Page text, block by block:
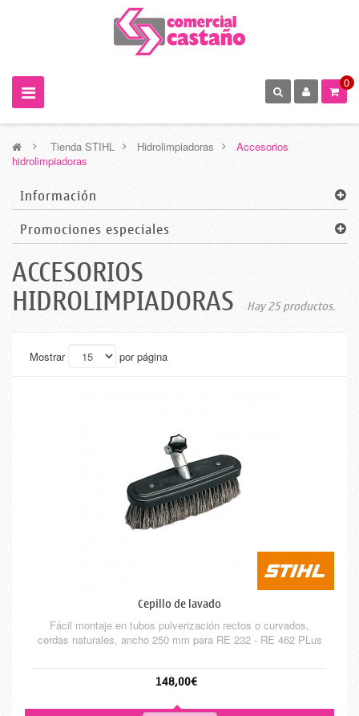
0
> Tienda STIHL > Hidrolimpiadoras >
Accesorios
hidrolimpiadoras
Información
Promociones especiales
ACCESORIOS
HIDROLIMPIADORAS Hay 25 productos.
Mostrar por página
Cepillo de lavado
Fácil montaje en tubos pulverización rectos o curvados,
cerdas naturales, ancho 250 mm para RE 232 - RE 462 PLus
148,00€